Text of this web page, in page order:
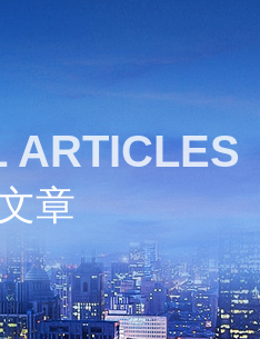
ARTICLES
章